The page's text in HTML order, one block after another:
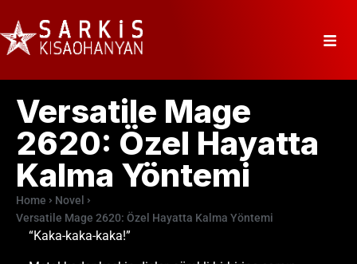
Versatile Mage
2620: Özel Hayatta
Kalma Yöntemi
Home
Novel
Versatile Mage 2620: Özel Hayatta Kalma Yöntemi
“Kaka-kaka-kaka!”